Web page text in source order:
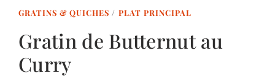
GRATINS & QUICHES / PLAT PRINCIPAL
Gratin de Butternut au
Curry